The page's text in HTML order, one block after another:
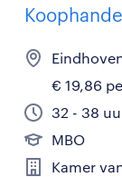
€ 19,86
32 - 38
MBO
Kamer